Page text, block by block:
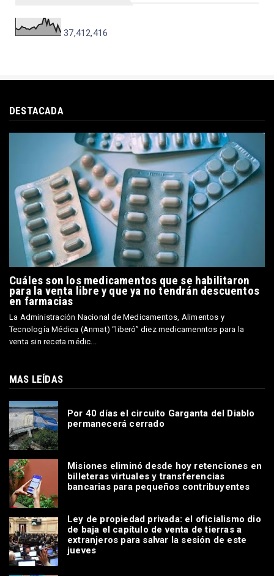
37,412,416
DESTACADA
Cuáles son los medicamentos que se habilitaron
para la venta libre y que ya no tendrán descuentos
en farmacias
La Administración Nacional de Medicamentos, Alimentos y
Tecnología Médica (Anmat) “liberó” diez medicamenntos para la
venta sin receta médic...
MAS LEÍDAS
Por 40 días el circuito Garganta del Diablo
permanecerá cerrado
Misiones eliminó desde hoy retenciones en
billeteras virtuales y transferencias
bancarias para pequeños contribuyentes
Ley de propiedad privada: el oficialismo dio
de baja el capítulo de venta de tierras a
extranjeros para salvar la sesión de este
jueves